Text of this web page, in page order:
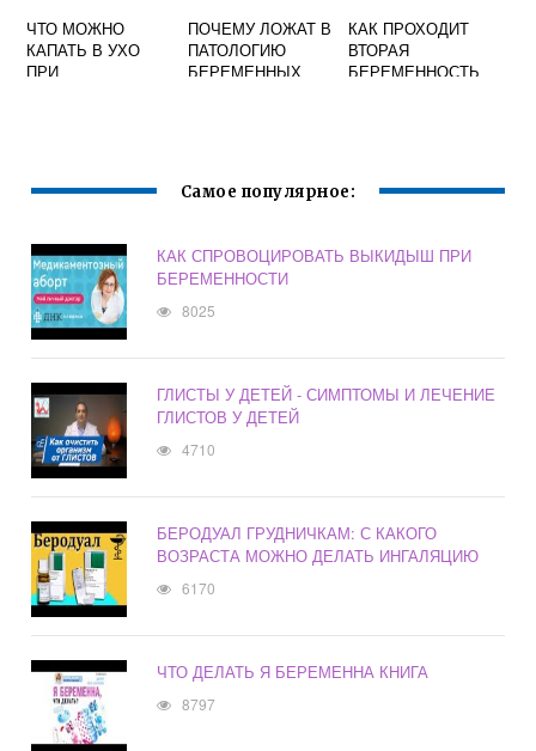
ЧТО МОЖНО
КАПАТЬ В УХО
ПРИ
ПОЧЕМУ ЛОЖАТ В
ПАТОЛОГИЮ
БЕРЕМЕННЫХ
КАК ПРОХОДИТ
ВТОРАЯ
БЕРЕМЕННОСТЬ
Самое популярное:
КАК СПРОВОЦИРОВАТЬ ВЫКИДЫШ ПРИ
БЕРЕМЕННОСТИ
8025
ГЛИСТЫ У ДЕТЕЙ - СИМПТОМЫ И ЛЕЧЕНИЕ
ГЛИСТОВ У ДЕТЕЙ
4710
БЕРОДУАЛ ГРУДНИЧКАМ: С КАКОГО
ВОЗРАСТА МОЖНО ДЕЛАТЬ ИНГАЛЯЦИЮ
6170
ЧТО ДЕЛАТЬ Я БЕРЕМЕННА КНИГА
8797